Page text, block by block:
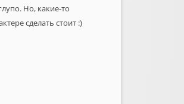
Но, какие-то
сделать стоит :)